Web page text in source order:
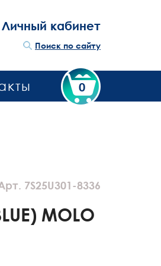
Личный кабинет
Поиск по сайту
0
7S25U301-8336
MOLO